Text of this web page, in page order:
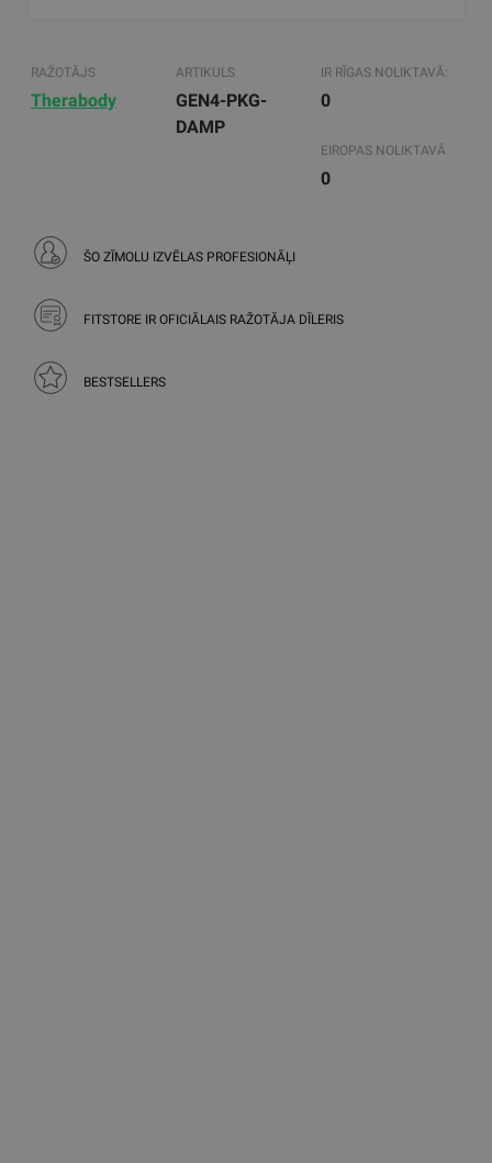
RAŽOTĀJS
Therabody
ARTIKULS
GEN4-PKG-
DAMP
IR RĪGAS NOLIKTAVĀ:
0
EIROPAS NOLIKTAVĀ
0
ŠO ZĪMOLU IZVĒLAS PROFESIONĀĻI
FITSTORE IR OFICIĀLAIS RAŽOTĀJA DĪLERIS
BESTSELLERS